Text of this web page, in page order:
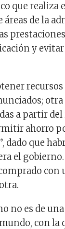
que realiza
áreas de la
y
otra
a partir
ahorro
que
el gobierno.
con
no es de
con la